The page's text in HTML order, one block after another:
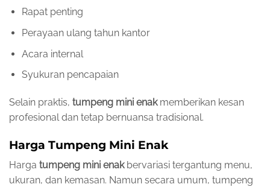
Rapat penting
Perayaan ulang tahun kantor
Acara internal
Syukuran pencapaian
Selain praktis, tumpeng mini enakmemberikan kesan
profesional dan tetap bernuansa tradisional.
Harga Tumpeng Mini Enak
Harga tumpeng mini enakbervariasi tergantung menu,
ukuran, dan kemasan. Namun secara umum, tumpeng